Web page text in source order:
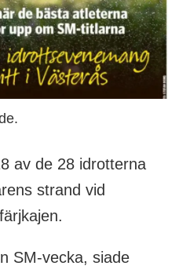
av de 28 idrotterna
strand vid
SM-vecka, siade